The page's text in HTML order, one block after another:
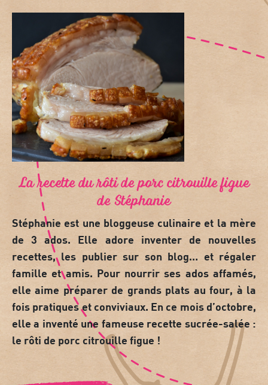
La recette du rôti de porc citrouille figue
de Stéphanie
Stéphanie est une bloggeuse culinaireet la mère
de 3 ados. Elle adore inventer de nouvelles
recettes, les publier sur son blog… et régaler
famille et amis. Pour nourrir ses ados affamés,
elle aime préparer de grandsplats au four, à la
fois pratiques et conviviaux. En ce mois d’octobre,
elle a inventé une fameuse recette sucrée-salée :
le rôti de porc citrouille figue !